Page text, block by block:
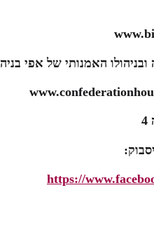
האמנותי של אפי בניה
https://